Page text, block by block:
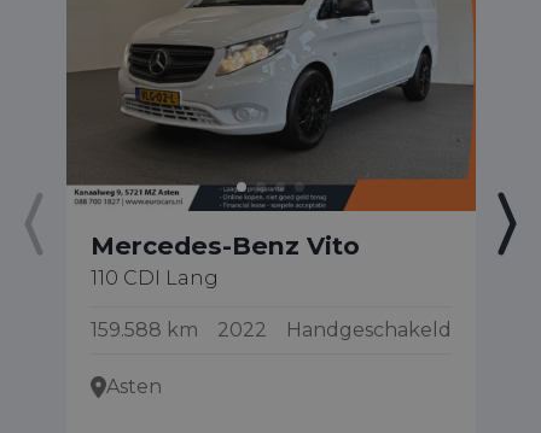
Mercedes-Benz Vito
110 CDI Lang
159.588 km 2022 Handgeschakeld
Asten